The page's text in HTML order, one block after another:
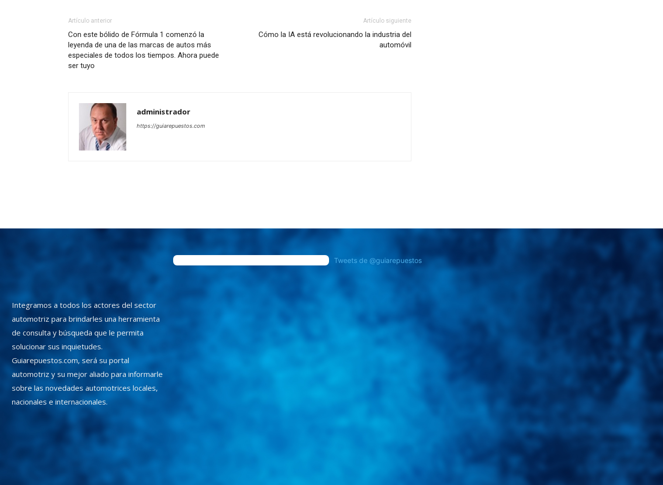
Artículo anterior
Con este bólido de Fórmula 1 comenzó la
leyenda de una de las marcas de autos más
especiales de todos los tiempos. Ahora puede
ser tuyo
Artículo siguiente
Cómo la IA está revolucionando la industria del
automóvil
administrador
https://guiarepuestos.com
Integramos a todos los actores del sector
automotriz para brindarles una herramienta
de consulta y búsqueda que le permita
solucionar sus inquietudes.
Guiarepuestos.com, será su portal
automotriz y su mejor aliado para informarle
sobre las novedades automotrices locales,
nacionales e internacionales.
Tweets de @guiarepuestos